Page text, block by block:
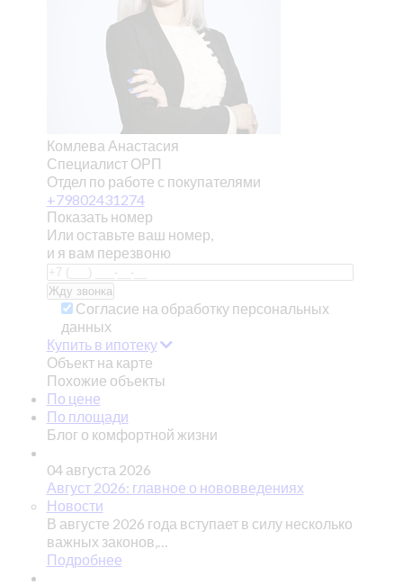
Комлева Анастасия
Специалист ОРП
Отдел по работе с покупателями
+79802431274
Показать номер
Или оставьте ваш номер,
и я вам перезвоню
Согласие на обработку персональных
данных
Купить в ипотеку
Объект на карте
Похожие объекты
По цене
По площади
Блог о комфортной жизни
04 августа 2026
Август 2026: главное о нововведениях
Новости
В августе 2026 года вступает в силу несколько
важных законов,…
Подробнее